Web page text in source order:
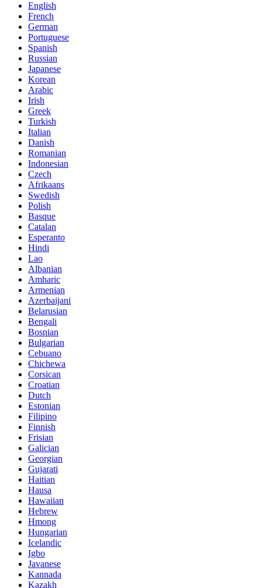
English
French
German
Portuguese
Spanish
Russian
Japanese
Korean
Arabic
Irish
Greek
Turkish
Italian
Danish
Romanian
Indonesian
Czech
Afrikaans
Swedish
Polish
Basque
Catalan
Esperanto
Hindi
Lao
Albanian
Amharic
Armenian
Azerbaijani
Belarusian
Bengali
Bosnian
Bulgarian
Cebuano
Chichewa
Corsican
Croatian
Dutch
Estonian
Filipino
Finnish
Frisian
Galician
Georgian
Gujarati
Haitian
Hausa
Hawaiian
Hebrew
Hmong
Hungarian
Icelandic
Igbo
Javanese
Kannada
Kazakh